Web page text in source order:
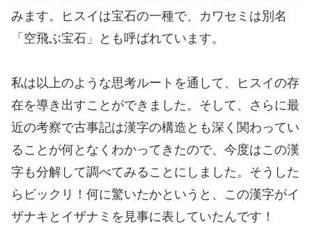
みます。ヒスイは宝石の一種で、カワセミは別名
「空飛ぶ宝石」とも呼ばれています。
私は以上のような思考ルートを通して、ヒスイの存
在を導き出すことができました。そして、さらに最
近の考察で古事記は漢字の構造とも深く関わってい
ることが何となくわかってきたので、今度はこの漢
字も分解して調べてみることにしました。そうした
らビックリ！何に驚いたかというと、この漢字がイ
ザナキとイザナミを見事に表していたんです！